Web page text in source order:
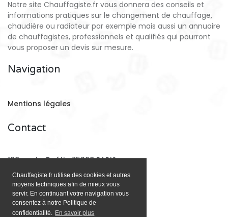
Chauffagiste.fr utilise des cookies et autres
moyens techniques afin de mieux vous
servir. En continuant votre navigation vous
consentez à notre Politique de
confidentialité. En savoir plus
Notre site Chauffagiste.fr vous donnera des conseils et
informations pratiques sur le changement de chauffage,
chaudière ou radiateur par exemple mais aussi un annuaire
de chauffagistes, professionnels et qualifiés qui pourront
vous proposer un devis sur mesure.
Navigation
Mentions légales
Contact
128 rue La Boétie 75008 PARIS
Email: contact@chauffagiste.fr